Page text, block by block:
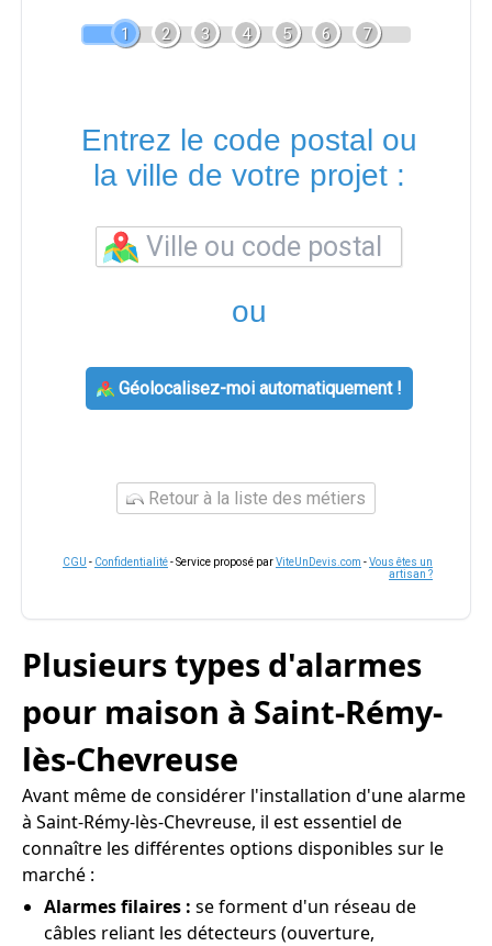
1 2 3 4 5 6 7
Entrez le code postal ou
la ville de votre projet :
ou
Géolocalisez-moi automatiquement !
Retour à la liste des métiers
CGU - Confidentialité- Service proposé parViteUnDevis.com -Vous êtes un
artisan ?
Plusieurs types d'alarmes
pour maison à Saint-Rémy-
lès-Chevreuse
Avant même de considérer l'installation d'une alarme
à Saint-Rémy-lès-Chevreuse, il est essentiel de
connaître les différentes options disponibles sur le
marché :
Alarmes filaires : se forment d'un réseau de
câbles reliant les détecteurs (ouverture,